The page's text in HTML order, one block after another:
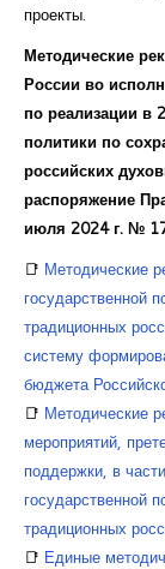
Курсы повышения
Центр
Конкурсы
проекты.
Методические
России во
по реализации в
политики по
российских
распоряжение
июля 2024 г. №
📑 Методические
государственной
традиционных
систему
бюджета
📑 Методические
мероприятий,
поддержки, в
государственной
традиционных
📑 Единые